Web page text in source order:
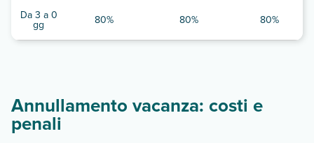
Da 3 a 0
gg 80% 80% 80%
Annullamento vacanza: costi e
penali